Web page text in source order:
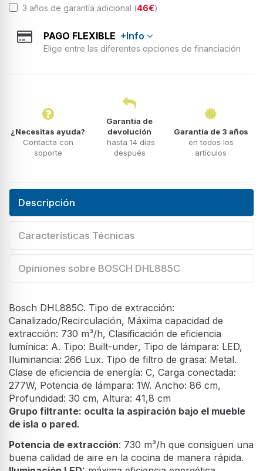
3 años de garantía adicional (46€)
PAGO FLEXIBLE +Info
Elige entre las diferentes opciones de financiación
¿Necesitas ayuda?
Contacta con
soporte
Garantía de
devolución
hasta 14 días
después
Garantía de 3 años
en todos los
artículos
Descripción
Características Técnicas
Opiniones sobre BOSCH DHL885C
Bosch DHL885C. Tipo de extracción:
Canalizado/Recirculación, Máxima capacidad de
extracción: 730 m³/h, Clasificación de eficiencia
lumínica: A. Tipo: Built-under, Tipo de lámpara: LED,
Iluminancia: 266 Lux. Tipo de filtro de grasa: Metal.
Clase de eficiencia de energía: C, Carga conectada:
277W, Potencia de lámpara: 1W. Ancho: 86 cm,
Profundidad: 30 cm, Altura: 41,8 cm
Grupo filtrante: oculta la aspiración bajo el mueble
de isla o pared.
Potencia de extracción: 730 m³/h que consiguen una
buena calidad de aire en la cocina de manera rápida.